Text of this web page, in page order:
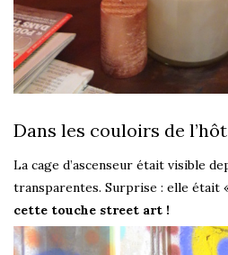
Dans les couloirs de
La cage d’ascenseur était visible
transparentes. Surprise : elle était
cette touche street art !